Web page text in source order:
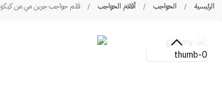
الرئيسية / الحواجب / أقلام الحواجب / قلم حواجب جرين مي من كيكو